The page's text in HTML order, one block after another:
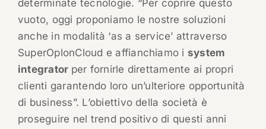
determinate tecnologie. “Per coprire questo
vuoto, oggi proponiamo le nostre soluzioni
anche in modalità ‘as a service’ attraverso
SuperOplonCloud e affianchiamo i system
integrator per fornirle direttamente ai propri
clienti garantendo loro un’ulteriore opportunità
di business”. L’obiettivo della società è
proseguire nel trend positivo di questi anni